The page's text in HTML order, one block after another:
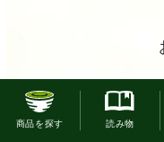
喜んでいました。
母の日のプレゼントに送
自分では味見出来ないの
お電話でのご
商品を探す 読み物